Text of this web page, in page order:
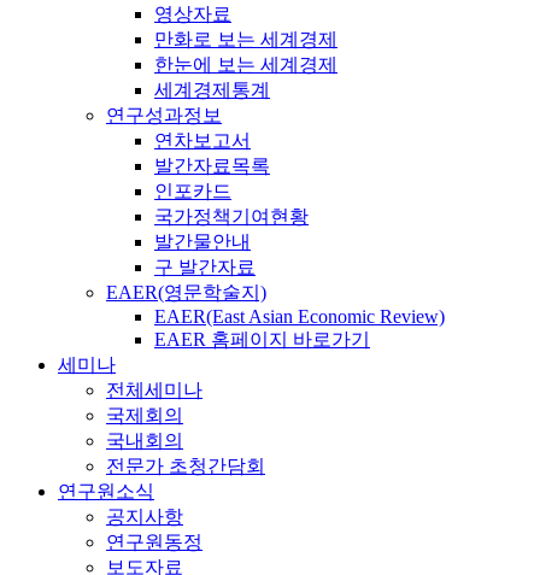
영상자료
만화로 보는 세계경제
한눈에 보는 세계경제
세계경제통계
연구성과정보
연차보고서
발간자료목록
인포카드
국가정책기여현황
발간물안내
구 발간자료
EAER(영문학술지)
EAER(East Asian Economic Review)
EAER 홈페이지 바로가기
세미나
전체세미나
국제회의
국내회의
전문가 초청간담회
연구원소식
공지사항
연구원동정
보도자료